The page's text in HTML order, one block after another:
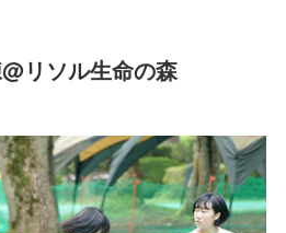
リソル生命の森